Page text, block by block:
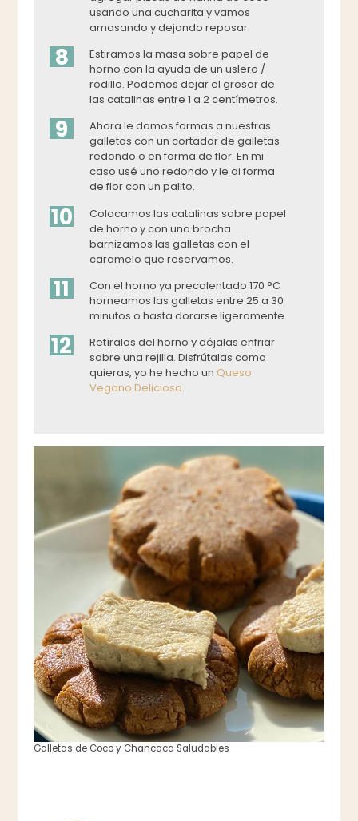
usando una cucharita y vamos
amasando y dejando reposar.
8
Estiramos la masa sobre papel de
horno con la ayuda de un uslero /
rodillo. Podemos dejar el grosor de
las catalinas entre 1 a 2 centímetros.
9
Ahora le damos formas a nuestras
galletas con un cortador de galletas
redondo o en forma de flor. En mi
caso usé uno redondo y le di forma
de flor con un palito.
10
Colocamos las catalinas sobre papel
de horno y con una brocha
barnizamos las galletas con el
caramelo que reservamos.
11
Con el horno ya precalentado 170 °C
horneamos las galletas entre 25 a 30
minutos o hasta dorarse ligeramente.
12
Retíralas del horno y déjalas enfriar
sobre una rejilla. Disfrútalas como
quieras, yo he hecho un Queso
Vegano Delicioso.
Galletas de Coco y Chancaca Saludables